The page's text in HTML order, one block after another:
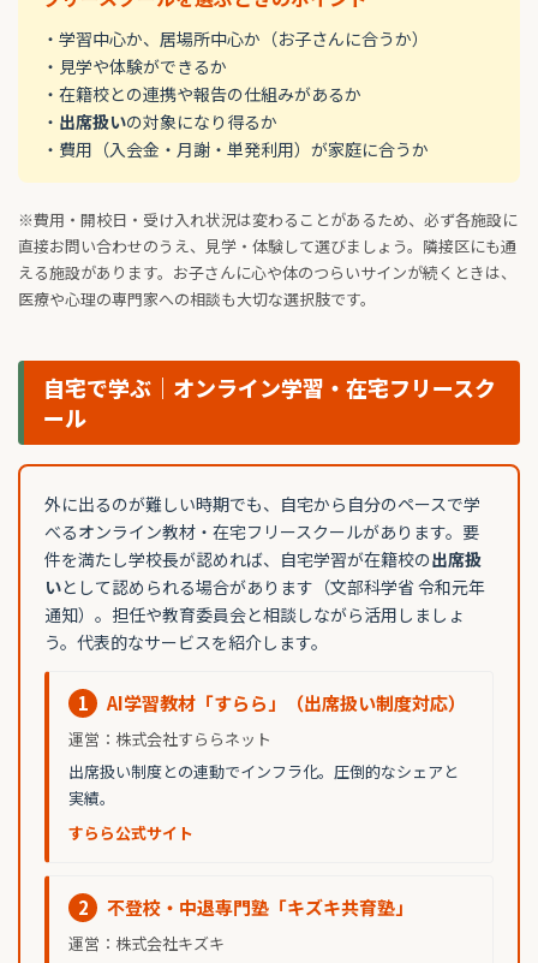
・学習中心か、居場所中心か（お子さんに合うか）
・見学や体験ができるか
・在籍校との連携や報告の仕組みがあるか
・ 出席扱いの対象になり得るか
・費用（入会金・月謝・単発利用）が家庭に合うか
※費用・開校日・受け入れ状況は変わることがあるため、必ず各施設に
直接お問い合わせのうえ、見学・体験して選びましょう。隣接区にも通
える施設があります。お子さんに心や体のつらいサインが続くときは、
医療や心理の専門家への相談も大切な選択肢です。
自宅で学ぶ｜オンライン学習・在宅フリースク
ール
外に出るのが難しい時期でも、自宅から自分のペースで学
べるオンライン教材・在宅フリースクールがあります。要
件を満たし学校長が認めれば、自宅学習が在籍校の出席扱
いとして認められる場合があります（文部科学省 令和元年
通知）。担任や教育委員会と相談しながら活用しましょ
う。代表的なサービスを紹介します。
1 AI学習教材「すらら」（出席扱い制度対応）
運営：株式会社すららネット
出席扱い制度との連動でインフラ化。圧倒的なシェアと
実績。
すらら公式サイト
2 不登校・中退専門塾「キズキ共育塾」
運営：株式会社キズキ